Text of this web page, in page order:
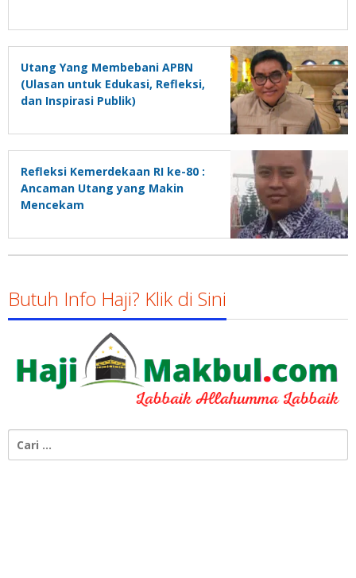
Utang Yang Membebani APBN
(Ulasan untuk Edukasi, Refleksi,
dan Inspirasi Publik)
Refleksi Kemerdekaan RI ke-80 :
Ancaman Utang yang Makin
Mencekam
Butuh Info Haji? Klik di Sini
untuk: